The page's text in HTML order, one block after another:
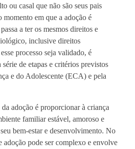
ou casal que não são seus pais
em que a adoção é
a ter os mesmos direitos e
inclusive direitos
processo seja validado, é
série de etapas e critérios previstos
e do Adolescente (ECA) e pela
adoção é proporcionar à criança
familiar estável, amoroso e
bem-estar e desenvolvimento. No
adoção pode ser complexo e envolve